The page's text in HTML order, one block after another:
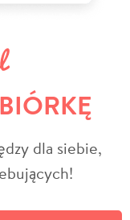
dla siebie,